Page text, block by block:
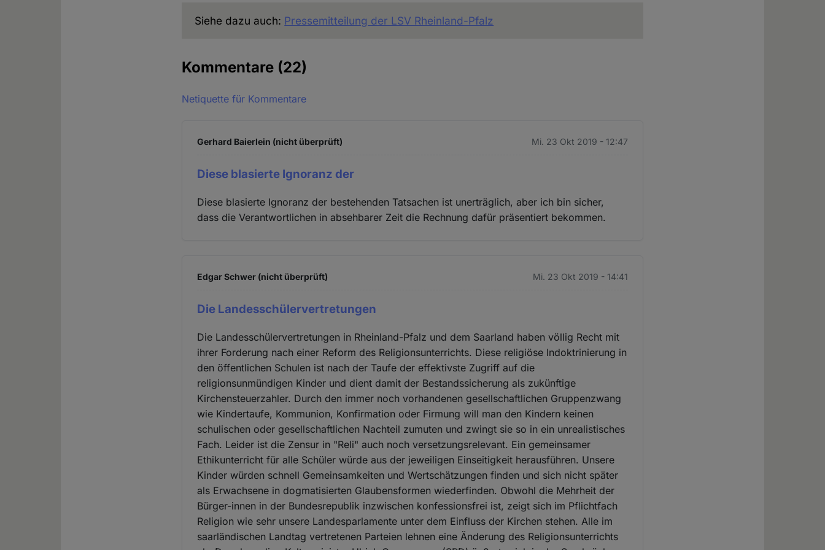
Siehe dazu auch: Pressemitteilung der LSV Rheinland-Pfalz
Kommentare (22)
Netiquette für Kommentare
Gerhard Baierlein (nicht überprüft) Mi. 23 Okt 2019 - 12:47
Diese blasierte Ignoranz der
Diese blasierte Ignoranz der bestehenden Tatsachen ist unerträglich, aber ich bin sicher,
dass die Verantwortlichen in absehbarer Zeit die Rechnung dafür präsentiert bekommen.
Edgar Schwer (nicht überprüft) Mi. 23 Okt 2019 - 14:41
Die Landesschülervertretungen
Die Landesschülervertretungen in Rheinland-Pfalz und dem Saarland haben völlig Recht mit
ihrer Forderung nach einer Reform des Religionsunterrichts. Diese religiöse Indoktrinierung in
den öffentlichen Schulen ist nach der Taufe der effektivste Zugriff auf die
religionsunmündigen Kinder und dient damit der Bestandssicherung als zukünftige
Kirchensteuerzahler. Durch den immer noch vorhandenen gesellschaftlichen Gruppenzwang
wie Kindertaufe, Kommunion, Konfirmation oder Firmung will man den Kindern keinen
schulischen oder gesellschaftlichen Nachteil zumuten und zwingt sie so in ein unrealistisches
Fach. Leider ist die Zensur in "Reli" auch noch versetzungsrelevant. Ein gemeinsamer
Ethikunterricht für alle Schüler würde aus der jeweiligen Einseitigkeit herausführen. Unsere
Kinder würden schnell Gemeinsamkeiten und Wertschätzungen finden und sich nicht später
als Erwachsene in dogmatisierten Glaubensformen wiederfinden. Obwohl die Mehrheit der
Bürger-innen in der Bundesrepublik inzwischen konfessionsfrei ist, zeigt sich im Pflichtfach
Religion wie sehr unsere Landesparlamente unter dem Einfluss der Kirchen stehen. Alle im
saarländischen Landtag vertretenen Parteien lehnen eine Änderung des Religionsunterrichts